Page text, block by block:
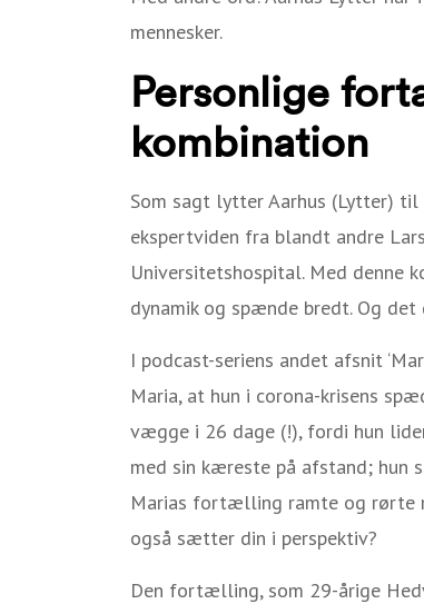
mennesker.
Personlige
kombination
Som sagt lytter Aarhus (Lytter)
ekspertviden fra blandt andre
Universitetshospital. Med denne
dynamik og spænde bredt. Og
I podcast-seriens andet afsnit
Maria, at hun i corona-krisens
vægge i 26 dage (!), fordi hun
med sin kæreste på afstand; hun
Marias fortælling ramte og rørte
også sætter din i perspektiv?
Den fortælling, som 29-årige